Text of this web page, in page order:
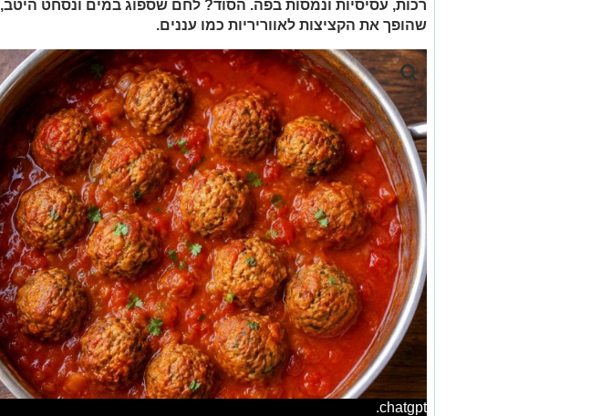
רכות, עסיסיות ונמסות בפה. הסוד? לחם שספוג במים ונסחט היטב,
שהופך את הקציצות לאווריריות כמו עננים.
chatgpt.